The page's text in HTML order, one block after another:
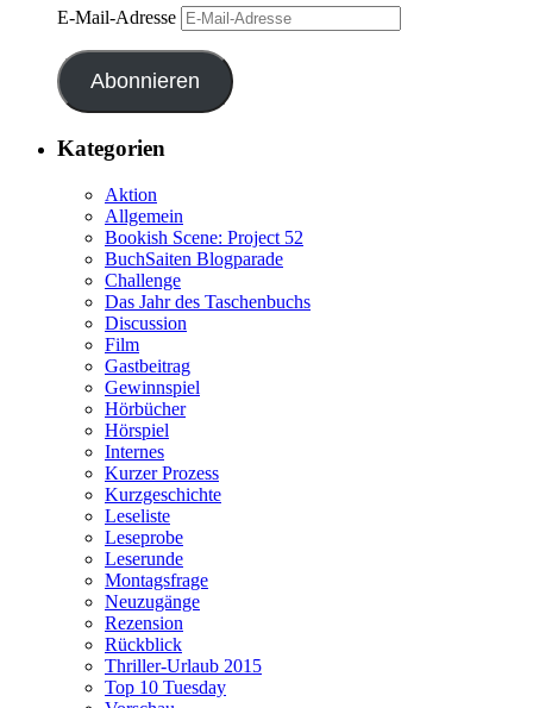
E-Mail-Adresse
Abonnieren
Kategorien
Aktion
Allgemein
Bookish Scene: Project 52
BuchSaiten Blogparade
Challenge
Das Jahr des Taschenbuchs
Discussion
Film
Gastbeitrag
Gewinnspiel
Hörbücher
Hörspiel
Internes
Kurzer Prozess
Kurzgeschichte
Leseliste
Leseprobe
Leserunde
Montagsfrage
Neuzugänge
Rezension
Rückblick
Thriller-Urlaub 2015
Top 10 Tuesday